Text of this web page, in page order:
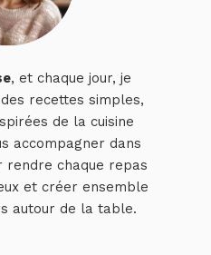
, et chaque jour, je
recettes simples,
de la cuisine
accompagner dans
rendre chaque repas
et créer ensemble
autour de la table.